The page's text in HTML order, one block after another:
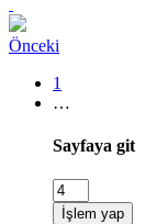
Önceki
1
…
Sayfaya git
İşlem yap